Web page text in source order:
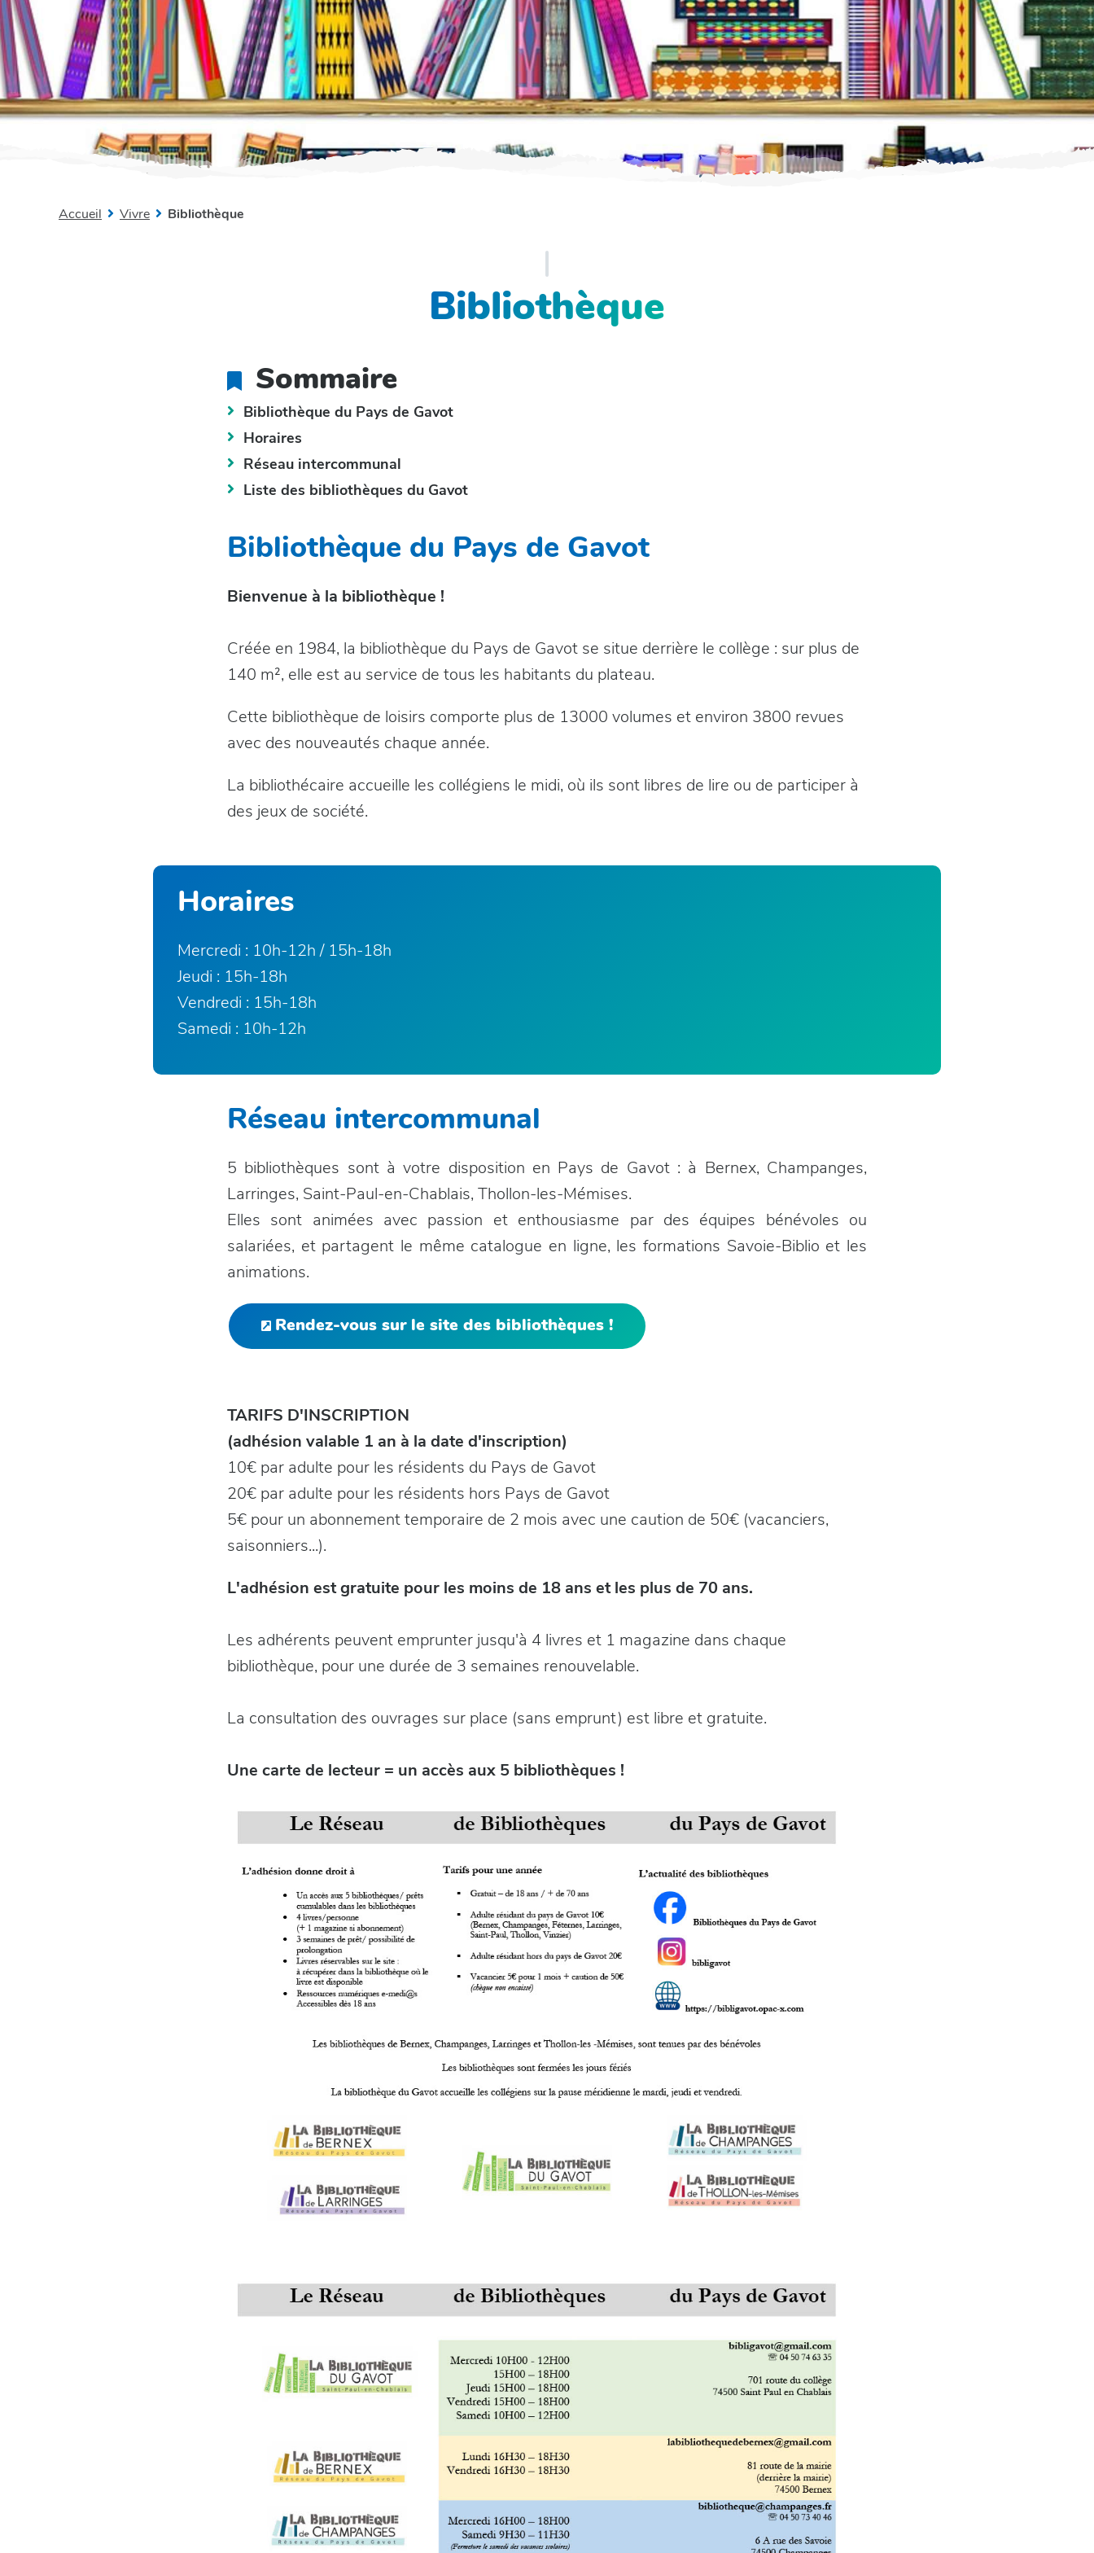
Accueil Vivre Bibliothèque
Bibliothèque
Sommaire
Bibliothèque du Pays de Gavot
Horaires
Réseau intercommunal
Liste des bibliothèques du Gavot
Bibliothèque du Pays de Gavot
Bienvenue à la bibliothèque !
Créée en 1984, la bibliothèque du Pays de Gavot se situe derrière le collège : sur plus de
140 m², elle est au service de tous les habitants du plateau.
Cette bibliothèque de loisirs comporte plus de 13000 volumes et environ 3800 revues
avec des nouveautés chaque année.
La bibliothécaire accueille les collégiens le midi, où ils sont libres de lire ou de participer à
des jeux de société.
Horaires
Mercredi : 10h-12h / 15h-18h
Jeudi : 15h-18h
Vendredi : 15h-18h
Samedi : 10h-12h
Réseau intercommunal
5 bibliothèques sont à votre disposition en Pays de Gavot : à Bernex, Champanges,
Larringes, Saint-Paul-en-Chablais, Thollon-les-Mémises.
Elles sont animées avec passion et enthousiasme par des équipes bénévoles ou
salariées, et partagent le même catalogue en ligne, les formations Savoie-Biblio et les
animations.
Rendez-vous sur le site des bibliothèques !
TARIFS D'INSCRIPTION
(adhésion valable 1 an à la date d'inscription)
10€ par adulte pour les résidents du Pays de Gavot
20€ par adulte pour les résidents hors Pays de Gavot
5€ pour un abonnement temporaire de 2 mois avec une caution de 50€ (vacanciers,
saisonniers...).
L'adhésion est gratuite pour les moins de 18 ans et les plus de 70 ans.
Les adhérents peuvent emprunter jusqu'à 4 livres et 1 magazine dans chaque
bibliothèque, pour une durée de 3 semaines renouvelable.
La consultation des ouvrages sur place (sans emprunt) est libre et gratuite.
Une carte de lecteur = un accès aux 5 bibliothèques !